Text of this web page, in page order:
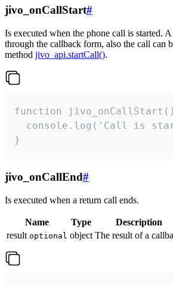
jivo_onCallStart#
Is executed when the phone call is started.
through the callback form, also the call can
method jivo_api.startCall().
function
console.log('Call is
}
jivo_onCallEnd#
Is executed when a return call ends.
Name Type
Description
result optional object The result of a